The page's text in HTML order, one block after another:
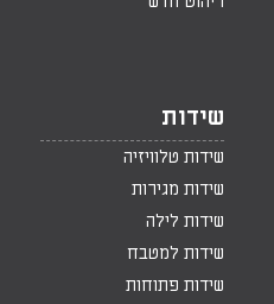
שידות
שידות טלוויזיה
שידות מגירות
שידות לילה
שידות למטבח
שידות פתוחות